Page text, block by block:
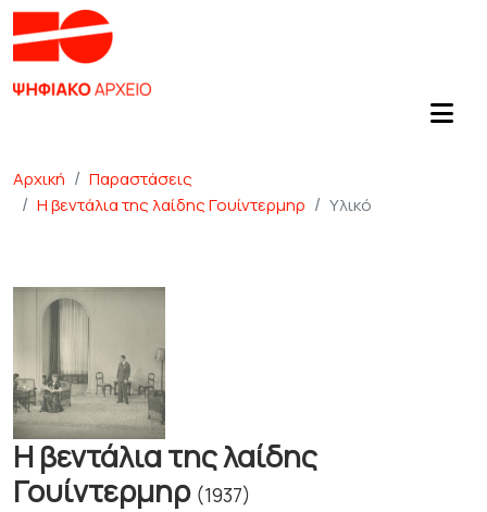
Αρχική
Παραστάσεις
Η βεντάλια της λαίδης Γουίντερμηρ
Υλικό
Η βεντάλια της λαίδης
Γουίντερμηρ (1937)